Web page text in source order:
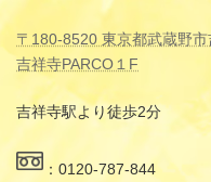
〒180-8520 東京都武蔵野
吉祥寺PARCO１F
吉祥寺駅より徒歩2分
：0120-787-844